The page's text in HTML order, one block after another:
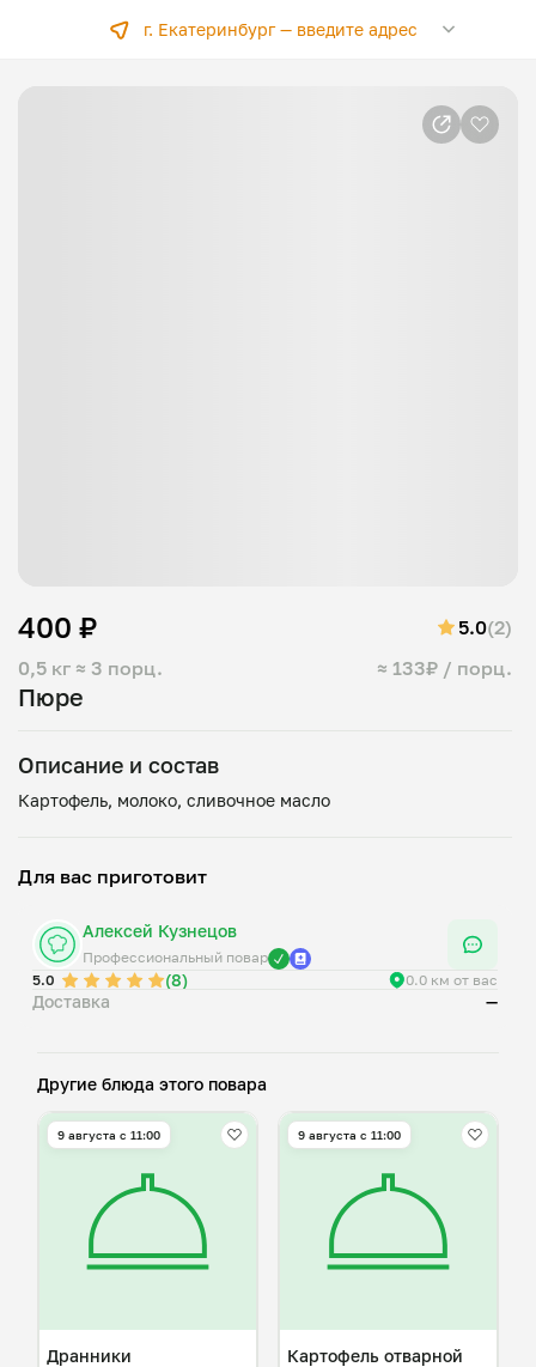
г. Екатеринбург —введите адрес
Пюре
0,5 кг ≈ 3 порц. ≈ 133₽ / порц.
400 ₽ 5.0(2)
Описание и состав
Для вас приготовит
Алексей Кузнецов
Профессиональный повар
5.0
(8) 0.0 км от вас
Доставка —
Другие блюда этого повара
9 августа с 11:00
Дранники
9 августа с 11:00
Картофель отварной